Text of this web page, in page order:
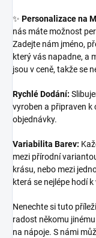
✨ Personalizace na
nás máte možnost
Zadejte nám jméno,
který vás napadne, a
jsou v ceně, takže se
Rychlé Dodání:
vyroben a připraven k
objednávky.
Variabilita Barev:
mezi přírodní
krásu, nebo mezi
která se nejlépe hodí
Nenechte si tuto
radost někomu
na nápoje. S námi